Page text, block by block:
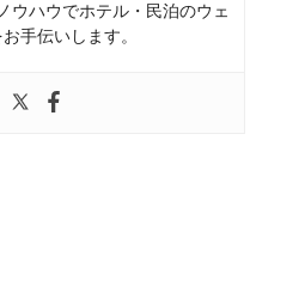
ウハウでホテル・民泊のウェ
手伝いします。